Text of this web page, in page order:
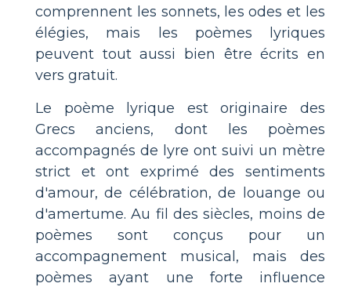
comprennent les sonnets, les odes et les
élégies, mais les poèmes lyriques
peuvent tout aussi bien être écrits en
vers gratuit.
Le poème lyrique est originaire des
Grecs anciens, dont les poèmes
accompagnés de lyre ont suivi un mètre
strict et ont exprimé des sentiments
d'amour, de célébration, de louange ou
d'amertume. Au fil des siècles, moins de
poèmes sont conçus pour un
accompagnement musical, mais des
poèmes ayant une forte influence